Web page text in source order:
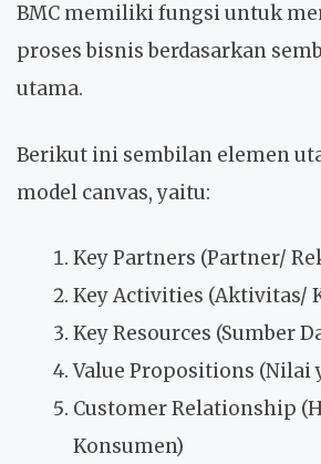
BMC memiliki fungsi untuk
proses bisnis berdasarkan
utama.
Berikut ini sembilan elemen
model canvas, yaitu:
Key Partners (Partner/
Key Activities (Aktivitas/
Key Resources (Sumber
Value Propositions (Nilai
Customer Relationship
Konsumen)